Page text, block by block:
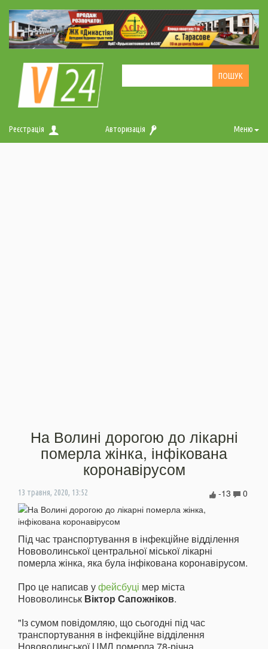
Реєстрація Авторизація Меню
На Волині дорогою до лікарні
померла жінка, інфікована
коронавірусом
13 травня, 2020, 13:52 0
-13
Під час транспортування в інфекційне відділення
Нововолинської центральної міської лікарні
померла жінка, яка була інфікована коронавірусом.
Про це написав уфейсбуці мер міста
Нововолинськ Віктор Сапожніков.
"Із сумом повідомляю, що сьогодні під час
транспортування в інфекційне відділення
Нововолинської ЦМЛ померла 78-річна